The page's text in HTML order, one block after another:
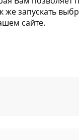
же запускать
сайте.